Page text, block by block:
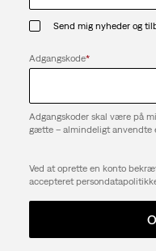
Send mig nyheder og
Adgangskode*
Adgangskoder skal være på
gætte – almindeligt anvendte
Ved at oprette en konto
accepteret